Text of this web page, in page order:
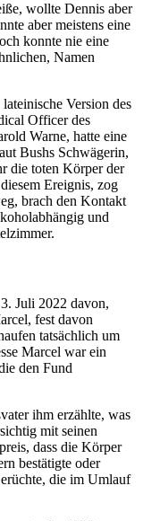
wollte Dennis aber
aber meistens eine
konnte nie eine
Namen
Version des
Officer des
Warne, hatte eine
Bushs Schwägerin,
die toten Körper der
Ereignis, zog
brach den Kontakt
und
Juli 2022 davon,
fest davon
tatsächlich um
Marcel war ein
den Fund
ihm erzählte, was
mit seinen
dass die Körper
bestätigte oder
die im Umlauf